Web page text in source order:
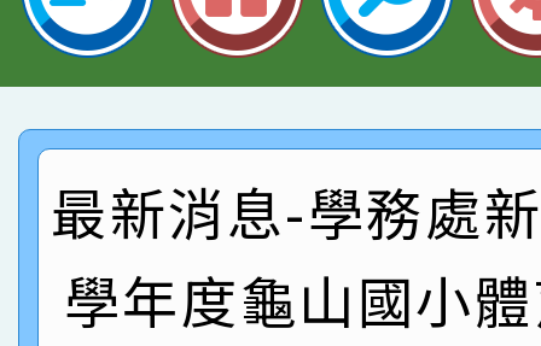
指導老師林老師
賽 劉文瑛教師榮獲教
臺灣台語-第二名
賀！本校參與2026世
市賽榮獲科學小創客佳
創客第三名。
賀！本校參加桃園市中
名
倩參加桃園市科展 國
名 指導老師王老師、
賀！本校四年二班張O
園市英語競賽國小朗讀
賀！本校參加桃園市中
最新消息-學務處
學年度龜山國小